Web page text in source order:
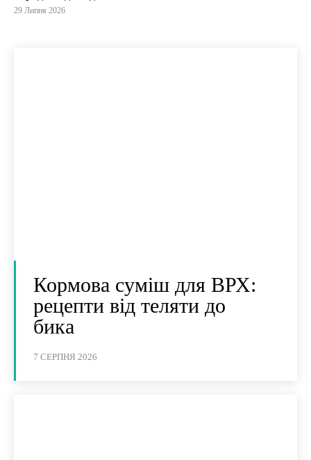
29 Липня 2026
Кормова суміш для ВРХ:
рецепти від теляти до
бика
7 СЕРПНЯ 2026